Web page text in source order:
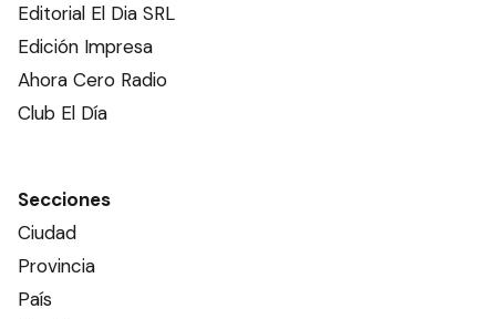
Editorial El Dia SRL
Edición Impresa
Ahora Cero Radio
Club El Día
Secciones
Ciudad
Provincia
País